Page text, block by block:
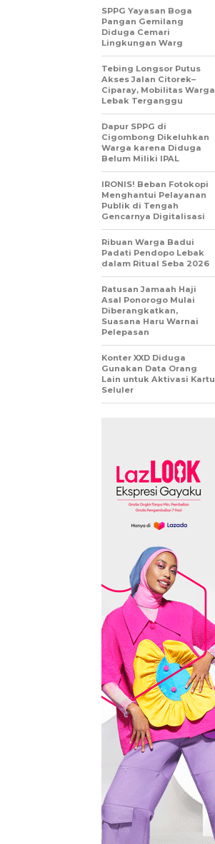
SPPG Yayasan Boga
Pangan Gemilang
Diduga Cemari
Lingkungan Warg
Tebing Longsor Putus
Akses Jalan Citorek–
Ciparay, Mobilitas Warga
Lebak Terganggu
Dapur SPPG di
Cigombong Dikeluhkan
Warga karena Diduga
Belum Miliki IPAL
IRONIS! Beban Fotokopi
Menghantui Pelayanan
Publik di Tengah
Gencarnya Digitalisasi
Ribuan Warga Badui
Padati Pendopo Lebak
dalam Ritual Seba 2026
Ratusan Jamaah Haji
Asal Ponorogo Mulai
Diberangkatkan,
Suasana Haru Warnai
Pelepasan
Konter XXD Diduga
Gunakan Data Orang
Lain untuk Aktivasi Kartu
Seluler